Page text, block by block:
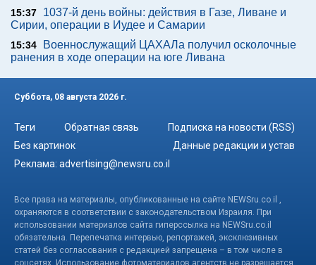
15:37
1037-й день войны: действия в Газе, Ливане и
Сирии, операции в Иудее и Самарии
15:34
Военнослужащий ЦАХАЛа получил осколочные
ранения в ходе операции на юге Ливана
Суббота, 08 августа 2026 г.
Теги Обратная связь
Подписка на новости (RSS)
Без картинок
Данные редакции и устав
Реклама: advertising@newsru.co.il
Все права на материалы, опубликованные на сайте NEWSru.co.il ,
охраняются в соответствии с законодательством Израиля. При
использовании материалов сайта гиперссылка на NEWSru.co.il
обязательна. Перепечатка интервью, репортажей, эксклюзивных
статей без согласования с редакцией запрещена – в том числе в
соцсетях. Использование фотоматериалов агентств не разрешается.